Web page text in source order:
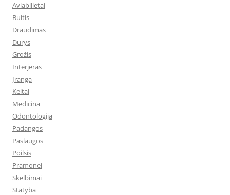
Aviabilietai
Buitis
Draudimas
Durys
Grožis
Interjeras
Įranga
Keltai
Medicina
Odontologija
Padangos
Paslaugos
Poilsis
Pramonei
Skelbimai
Statyba